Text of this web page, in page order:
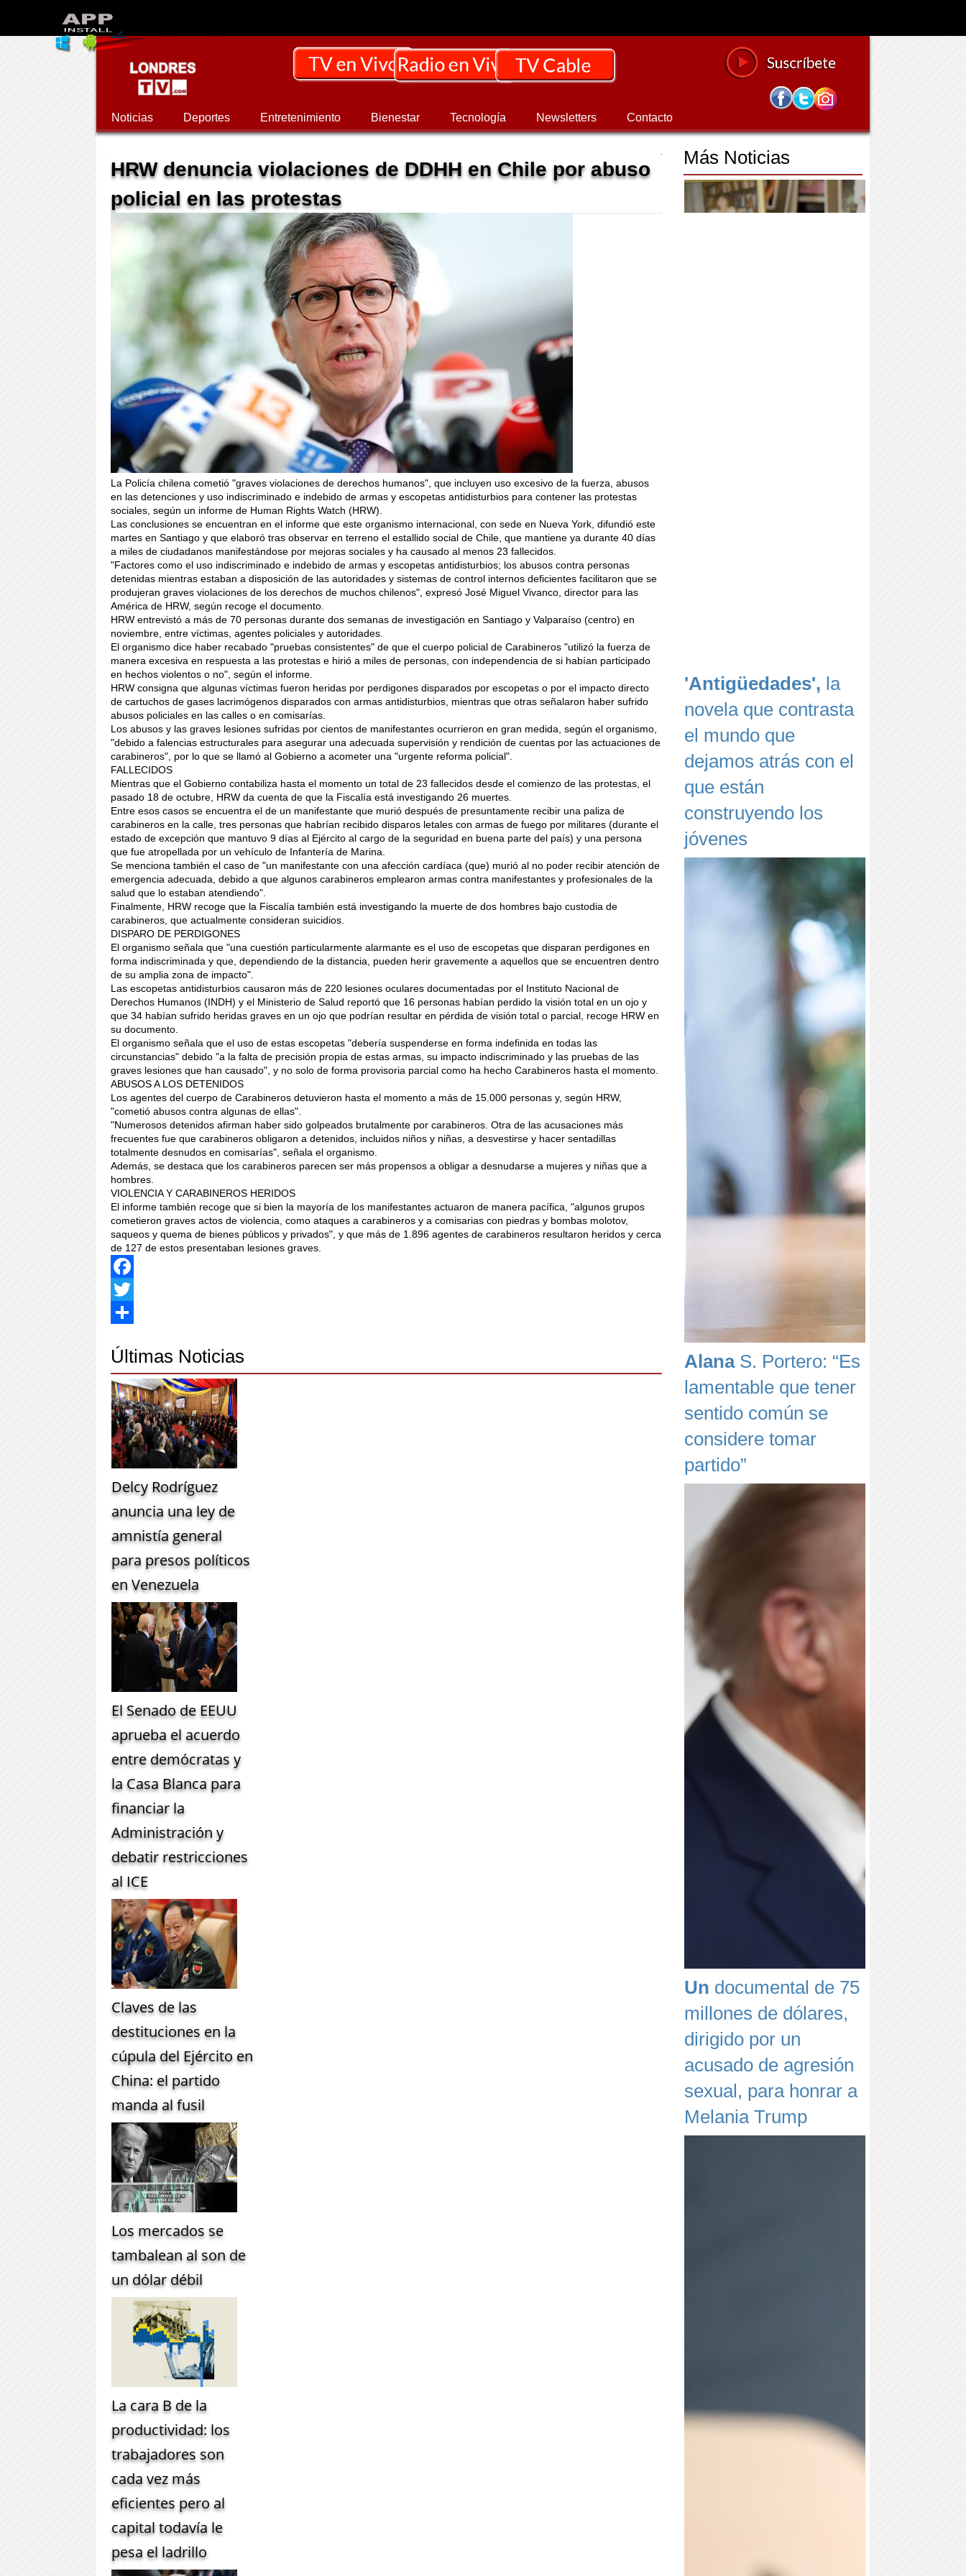
Noticias Deportes Entretenimiento Bienestar Tecnología Newsletters Contacto
HRW denuncia violaciones de DDHH en Chile por abuso
policial en las protestas
La Policía chilena cometió "graves violaciones de derechos humanos", que incluyen uso excesivo de la fuerza, abusos
en las detenciones y uso indiscriminado e indebido de armas y escopetas antidisturbios para contener las protestas
sociales, según un informe de Human Rights Watch (HRW).
Las conclusiones se encuentran en el informe que este organismo internacional, con sede en Nueva York, difundió este
martes en Santiago y que elaboró tras observar en terreno el estallido social de Chile, que mantiene ya durante 40 días
a miles de ciudadanos manifestándose por mejoras sociales y ha causado al menos 23 fallecidos.
"Factores como el uso indiscriminado e indebido de armas y escopetas antidisturbios; los abusos contra personas
detenidas mientras estaban a disposición de las autoridades y sistemas de control internos deficientes facilitaron que se
produjeran graves violaciones de los derechos de muchos chilenos", expresó José Miguel Vivanco, director para las
América de HRW, según recoge el documento.
HRW entrevistó a más de 70 personas durante dos semanas de investigación en Santiago y Valparaíso (centro) en
noviembre, entre víctimas, agentes policiales y autoridades.
El organismo dice haber recabado "pruebas consistentes" de que el cuerpo policial de Carabineros "utilizó la fuerza de
manera excesiva en respuesta a las protestas e hirió a miles de personas, con independencia de si habían participado
en hechos violentos o no", según el informe.
HRW consigna que algunas víctimas fueron heridas por perdigones disparados por escopetas o por el impacto directo
de cartuchos de gases lacrimógenos disparados con armas antidisturbios, mientras que otras señalaron haber sufrido
abusos policiales en las calles o en comisarías.
Los abusos y las graves lesiones sufridas por cientos de manifestantes ocurrieron en gran medida, según el organismo,
"debido a falencias estructurales para asegurar una adecuada supervisión y rendición de cuentas por las actuaciones de
carabineros", por lo que se llamó al Gobierno a acometer una "urgente reforma policial".
FALLECIDOS
Mientras que el Gobierno contabiliza hasta el momento un total de 23 fallecidos desde el comienzo de las protestas, el
pasado 18 de octubre, HRW da cuenta de que la Fiscalía está investigando 26 muertes.
Entre esos casos se encuentra el de un manifestante que murió después de presuntamente recibir una paliza de
carabineros en la calle, tres personas que habrían recibido disparos letales con armas de fuego por militares (durante el
estado de excepción que mantuvo 9 días al Ejército al cargo de la seguridad en buena parte del país) y una persona
que fue atropellada por un vehículo de Infantería de Marina.
Se menciona también el caso de "un manifestante con una afección cardíaca (que) murió al no poder recibir atención de
emergencia adecuada, debido a que algunos carabineros emplearon armas contra manifestantes y profesionales de la
salud que lo estaban atendiendo".
Finalmente, HRW recoge que la Fiscalía también está investigando la muerte de dos hombres bajo custodia de
carabineros, que actualmente consideran suicidios.
DISPARO DE PERDIGONES
El organismo señala que "una cuestión particularmente alarmante es el uso de escopetas que disparan perdigones en
forma indiscriminada y que, dependiendo de la distancia, pueden herir gravemente a aquellos que se encuentren dentro
de su amplia zona de impacto".
Las escopetas antidisturbios causaron más de 220 lesiones oculares documentadas por el Instituto Nacional de
Derechos Humanos (INDH) y el Ministerio de Salud reportó que 16 personas habían perdido la visión total en un ojo y
que 34 habían sufrido heridas graves en un ojo que podrían resultar en pérdida de visión total o parcial, recoge HRW en
su documento.
El organismo señala que el uso de estas escopetas "debería suspenderse en forma indefinida en todas las
circunstancias" debido "a la falta de precisión propia de estas armas, su impacto indiscriminado y las pruebas de las
graves lesiones que han causado", y no solo de forma provisoria parcial como ha hecho Carabineros hasta el momento.
ABUSOS A LOS DETENIDOS
Los agentes del cuerpo de Carabineros detuvieron hasta el momento a más de 15.000 personas y, según HRW,
"cometió abusos contra algunas de ellas".
"Numerosos detenidos afirman haber sido golpeados brutalmente por carabineros. Otra de las acusaciones más
frecuentes fue que carabineros obligaron a detenidos, incluidos niños y niñas, a desvestirse y hacer sentadillas
totalmente desnudos en comisarías", señala el organismo.
Además, se destaca que los carabineros parecen ser más propensos a obligar a desnudarse a mujeres y niñas que a
hombres.
VIOLENCIA Y CARABINEROS HERIDOS
El informe también recoge que si bien la mayoría de los manifestantes actuaron de manera pacífica, "algunos grupos
cometieron graves actos de violencia, como ataques a carabineros y a comisarias con piedras y bombas molotov,
saqueos y quema de bienes públicos y privados", y que más de 1.896 agentes de carabineros resultaron heridos y cerca
de 127 de estos presentaban lesiones graves.
Facebook
Twitter
Últimas Noticias
Delcy Rodríguez
anuncia una ley de
amnistía general
para presos políticos
en Venezuela
El Senado de EEUU
aprueba el acuerdo
entre demócratas y
la Casa Blanca para
financiar la
Administración y
debatir restricciones
al ICE
Claves de las
destituciones en la
cúpula del Ejército en
China: el partido
manda al fusil
Los mercados se
tambalean al son de
un dólar débil
La cara B de la
productividad: los
trabajadores son
cada vez más
eficientes pero al
capital todavía le
pesa el ladrillo
Más Noticias
'Antigüedades', la
novela que contrasta
el mundo que
dejamos atrás con el
que están
construyendo los
jóvenes
AlanaS. Portero: “Es
lamentable que tener
sentido común se
considere tomar
partido”
Un documental de 75
millones de dólares,
dirigido por un
acusado de agresión
sexual, para honrar a
Melania Trump